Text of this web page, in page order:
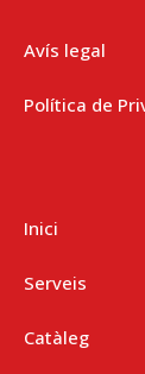
Avís legal
Política de
Inici
Serveis
Catàleg